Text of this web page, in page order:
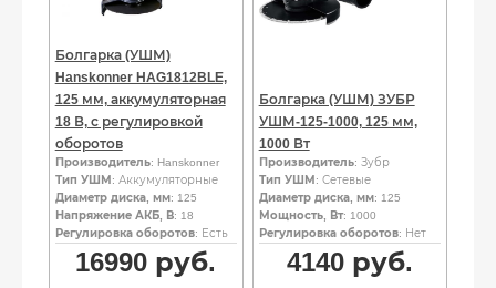
Болгарка (УШМ)
Hanskonner HAG1812BLE,
125 мм, аккумуляторная
18 В, с регулировкой
оборотов
Производитель: Hanskonner
Тип УШМ : Аккумуляторные
Диаметр диска, мм: 125
Напряжение АКБ, В: 18
Регулировка оборотов: Есть
16990 руб.
Болгарка (УШМ) ЗУБР
УШМ-125-1000, 125 мм,
1000 Вт
Производитель: Зубр
Тип УШМ : Сетевые
Диаметр диска, мм: 125
Мощность, Вт: 1000
Регулировка оборотов: Нет
4140руб.